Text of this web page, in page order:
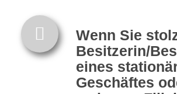
Wenn Sie
Besitzerin/
eines
Geschäftes